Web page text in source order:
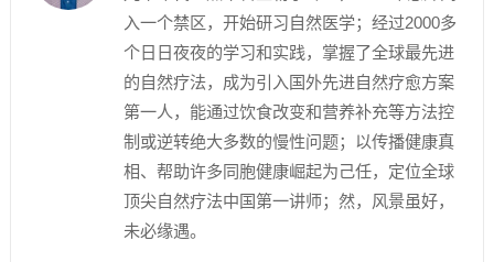
入一个禁区，开始研习自然医学；经过2000多
个日日夜夜的学习和实践，掌握了全球最先进
的自然疗法，成为引入国外先进自然疗愈方案
第一人，能通过饮食改变和营养补充等方法控
制或逆转绝大多数的慢性问题；以传播健康真
相、帮助许多同胞健康崛起为己任，定位全球
顶尖自然疗法中国第一讲师；然，风景虽好，
未必缘遇。